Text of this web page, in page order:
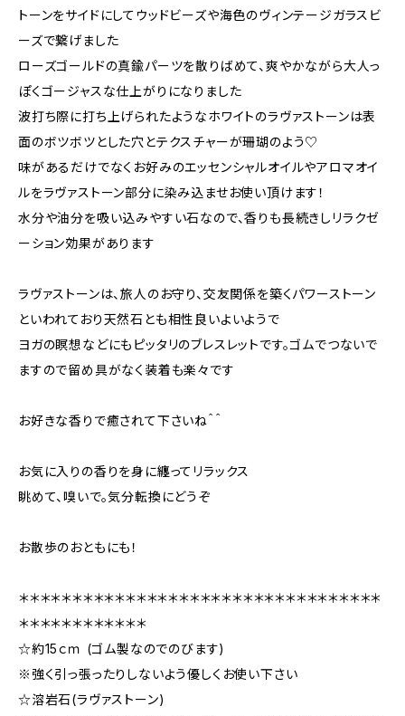
トーンをサイドにしてウッドビーズや海色のヴィンテージガラスビ
ーズで繋げました
ローズゴールドの真鍮パーツを散りばめて、爽やかながら大人っ
ぽくゴージャスな仕上がりになりました
波打ち際に打ち上げられたようなホワイトのラヴァストーンは表
面のボツボツとした穴とテクスチャーが珊瑚のよう♡
味があるだけでなくお好みのエッセンシャルオイルやアロマオイ
ルをラヴァストーン部分に染み込ませお使い頂けます！
水分や油分を吸い込みやすい石なので、香りも長続きしリラクゼ
ーション効果があります
ラヴァストーンは、旅人のお守り、交友関係を築くパワーストーン
といわれており天然石とも相性良いよいようで
ヨガの瞑想などにもピッタリのブレスレットです。ゴムでつないで
ますので留め具がなく装着も楽々です
お好きな香りで癒されて下さいね＾＾
お気に入りの香りを身に纏ってリラックス
眺めて、嗅いで。気分転換にどうぞ
お散歩のおともにも！
＊＊＊＊＊＊＊＊＊＊＊＊＊＊＊＊＊＊＊＊＊＊＊＊＊＊＊＊＊＊＊＊＊＊
＊＊＊＊＊＊＊＊＊＊＊＊
☆約15ｃｍ (ゴム製なのでのびます)
※強く引っ張ったりしないよう優しくお使い下さい
☆溶岩石(ラヴァストーン)